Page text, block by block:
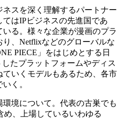
スを深く理解するパートナー
はIPビジネスの先進国であ
る。様々な企業が漫画のプラ
、Netflixなどのグローバルな
PIECE」をはじめとする日
たプラットフォームやディス
ていくモデルもあるため、各市
く。
境について。代表の古巣でも
め、上場しているいわゆる